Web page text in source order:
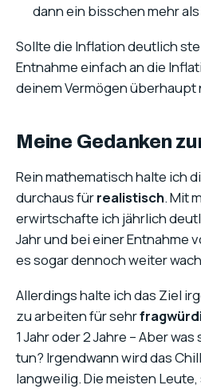
dann ein bisschen mehr
Sollte die Inflation deutlich
Entnahme einfach an die
deinem Vermögen überhaupt
Meine Gedanken
Rein mathematisch halte ich
durchaus fürrealistisch. Mit
erwirtschafte ich jährlich
Jahr und bei einer Entnahme
es sogar dennoch weiter
Allerdings halte ich das Ziel
zu arbeiten für sehr
1 Jahr oder 2 Jahre – Aber
tun? Irgendwann wird das
langweilig. Die meisten